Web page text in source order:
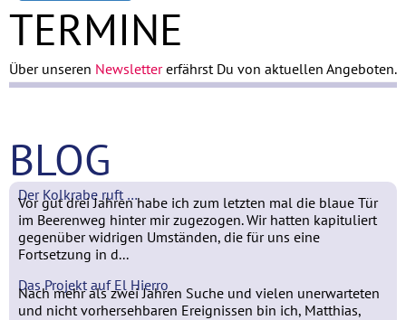
TERMINE
Über unseren Newslettererfährst Du von aktuellen Angeboten.
BLOG
Der Kolkrabe ruft …
Vor gut drei Jahren habe ich zum letzten mal die blaue Tür
im Beerenweg hinter mir zugezogen. Wir hatten kapituliert
gegenüber widrigen Umständen, die für uns eine
Fortsetzung in d...
Das Projekt auf El Hierro
Nach mehr als zwei Jahren Suche und vielen unerwarteten
und nicht vorhersehbaren Ereignissen bin ich, Matthias,